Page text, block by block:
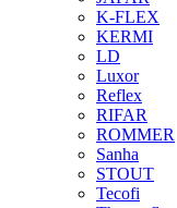
K-FLEX
KERMI
LD
Luxor
Reflex
RIFAR
ROMMER
Sanha
STOUT
Tecofi